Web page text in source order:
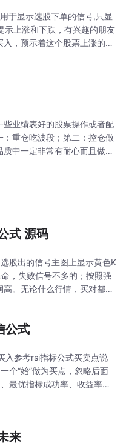
于显示选股下单的信号,只显
示上涨和下跌，有兴趣的朋友
，预示着这个股票上涨的趋
业绩表好的股票操作或者配
重仓吃波段；第二：控仓做
中一定非常有耐心而且做事
式 源码
股出的信号主图上显示黄色K
，失败信号不多的；按照强
。无论什么行情，买对都是
公式
入参考rsi指标公式买卖点说
个“始”做为买点，忽略后面
最优指标成功率、收益率的
来